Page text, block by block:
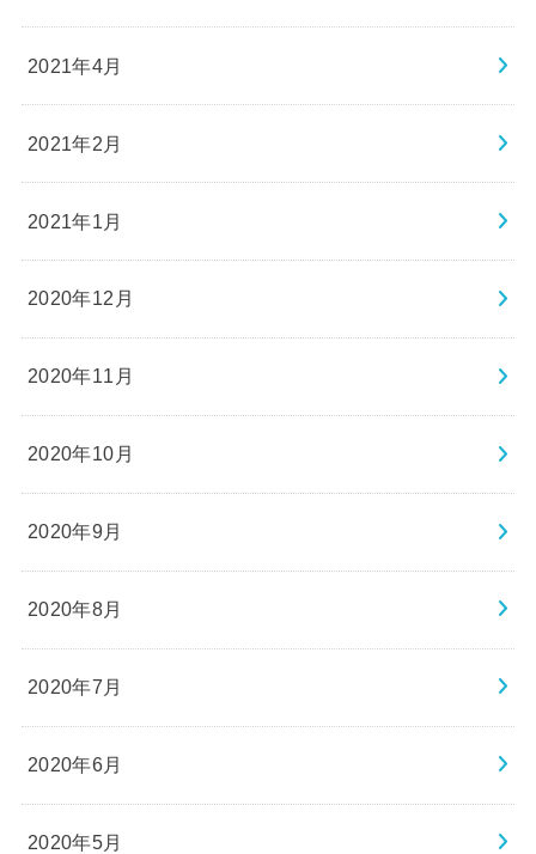
2021年4月
2021年2月
2021年1月
2020年12月
2020年11月
2020年10月
2020年9月
2020年8月
2020年7月
2020年6月
2020年5月